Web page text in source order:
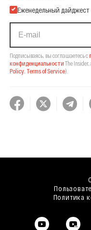
Еженедельный дайджест
Подписываясь, вы соглашаетесь с
конфиденциальности The Insider,
Policy Terms of Service).
Политика